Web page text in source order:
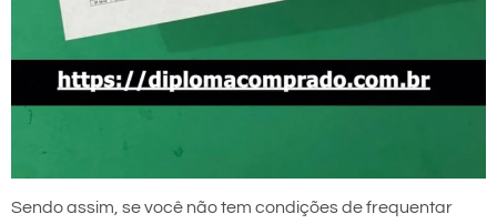
Sendo assim, se você não tem condições de frequentar